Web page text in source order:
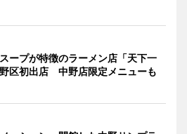
ープが特徴のラーメン店「天下一
区初出店 中野店限定メニューも